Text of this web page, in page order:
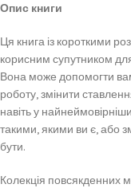
Опис книги
Ця книга із короткими
корисним супутником
Вона може допомогти
роботу, змінити
навіть у
такими, якими ви є, або
бути.
Колекція повсякденних